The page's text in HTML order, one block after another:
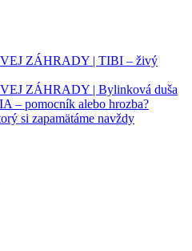
ZÁHRADY | TIBI – živý
ZÁHRADY | Bylinková duša
– pomocník alebo hrozba?
si zapamätáme navždy